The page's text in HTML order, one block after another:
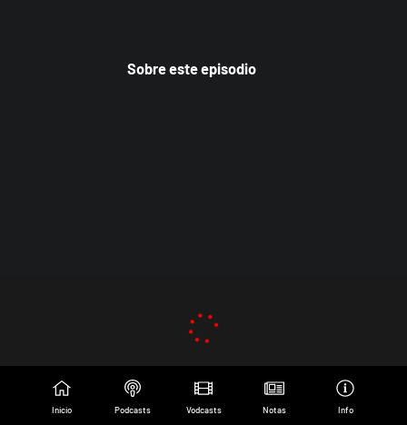
Sobre este episodio
Inicio Podcasts Vodcasts Notas Info